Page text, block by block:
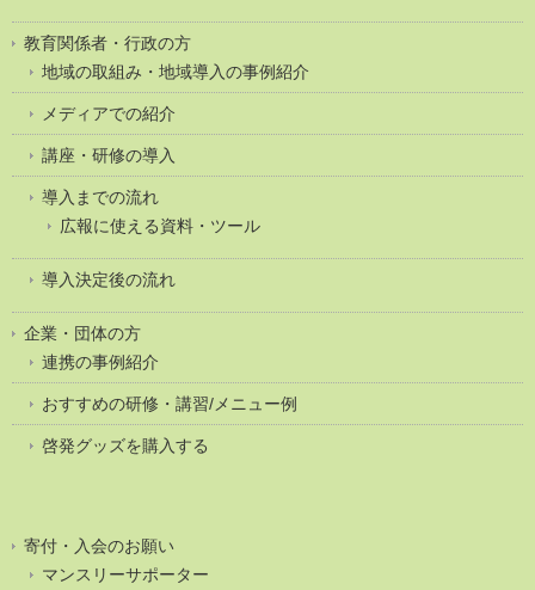
教育関係者・行政の方
地域の取組み・地域導入の事例紹介
メディアでの紹介
講座・研修の導入
導入までの流れ
広報に使える資料・ツール
導入決定後の流れ
企業・団体の方
連携の事例紹介
おすすめの研修・講習/メニュー例
啓発グッズを購入する
寄付・入会のお願い
マンスリーサポーター